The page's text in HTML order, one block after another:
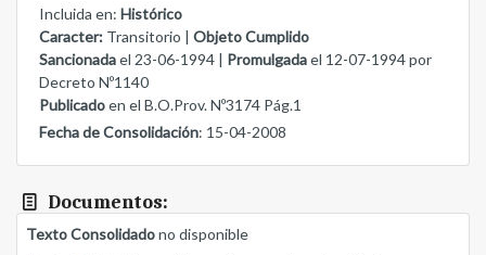
Incluida en: Histórico
Caracter: Transitorio | Objeto Cumplido
Sancionadael 23-06-1994 | Promulgadael 12-07-1994 por
Decreto Nº1140
Publicadoen el B.O.Prov. Nº3174 Pág.1
Fecha de Consolidación: 15-04-2008
Documentos:
Texto Consolidadono disponible